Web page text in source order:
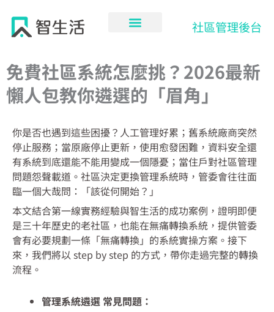
內
容
社區管理後台
免費社區系統怎麼挑？2026最新
懶人包教你遴選的「眉角」
你是否也遇到這些困擾？人工管理好累；舊系統廠商突然
停止服務；當原廠停止更新，使用愈發困難，資料安全還
有系統到底還能不能用變成一個隱憂；當住戶對社區管理
問題怨聲載道。社區決定更換管理系統時，管委會往往面
臨一個大哉問：「該從何開始？」
本文結合第一線實務經驗與智生活的成功案例，證明即便
是三十年歷史的老社區，也能在無痛轉換系統，提供管委
會有必要規劃一條「無痛轉換」的系統實操方案。接下
來，我們將以 step by step 的方式，帶你走過完整的轉換
流程。
管理系統遴選 常見問題：